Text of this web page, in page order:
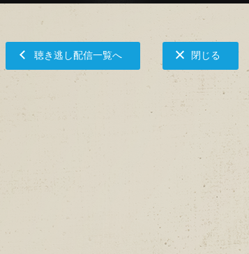
聴き逃し配信一覧へ 閉じる